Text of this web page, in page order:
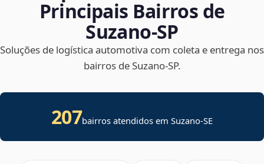
Principais Bairros de
Suzano‑SP
Soluções de logística automotiva com coleta e entrega nos
bairros de Suzano‑SP.
207bairros atendidos emSuzano-SE